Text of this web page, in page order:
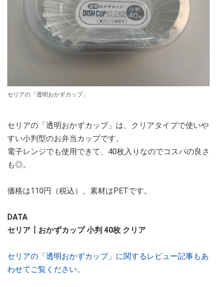
セリアの「透明おかずカップ」
セリアの「透明おかずカップ」は、クリアタイプで使いや
すい小判型のお弁当カップです。
電子レンジでも使用できて、40枚入りなのでコスパの良さ
も◎。
価格は110円（税込）、素材はPETです。
DATA
セリア┃おかずカップ 小判 40枚 クリア
セリアの「透明おかずカップ」に関するレビュー記事もあ
わせてご覧ください。